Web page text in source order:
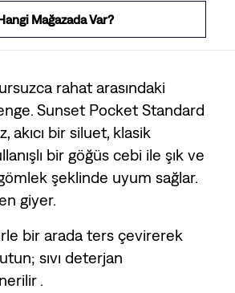
Mağazada Var?
rahat arasındaki
Sunset Pocket Standard
akıcı bir siluet, klasik
bir göğüs cebi ile şık ve
şeklinde uyum sağlar.
giyer.
bir arada ters çevirerek
sıvı deterjan
.